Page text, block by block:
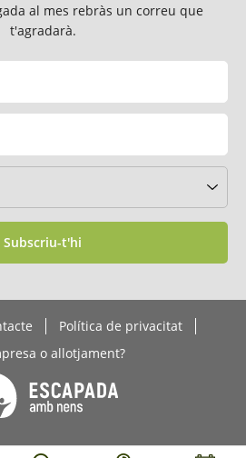
al mes rebràs un correu que
t'agradarà.
Subscriu-t'hi
Política de privacitat
o allotjament?